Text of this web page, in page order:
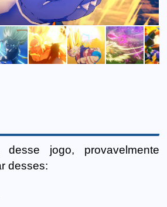
jogo, provavelmente
desses: